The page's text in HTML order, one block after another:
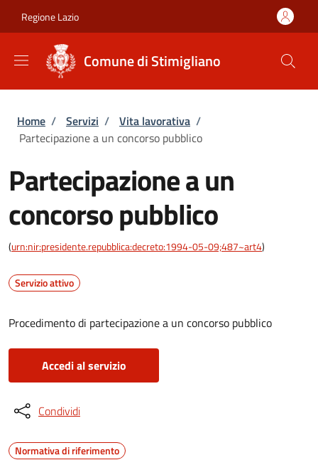
Regione Lazio
Comune di Stimigliano
Briciole di pane
Home / Servizi / Vita lavorativa /
Partecipazione a un concorso pubblico
Partecipazione a un
concorso pubblico
(urn:nir:presidente.repubblica:decreto:1994-05-09;487~art4)
Servizio attivo
Procedimento di partecipazione a un concorso pubblico
Accedi al servizio
Condividi
Normativa di riferimento